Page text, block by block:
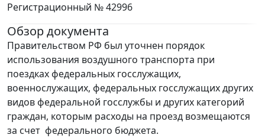
Регистрационный № 42996
Обзор документа
Правительством РФ был уточнен порядок
использования воздушного транспорта при
поездках федеральных госслужащих,
военнослужащих, федеральных госслужащих других
видов федеральной госслужбы и других категорий
граждан, которым расходы на проезд возмещаются
за счет федерального бюджета.